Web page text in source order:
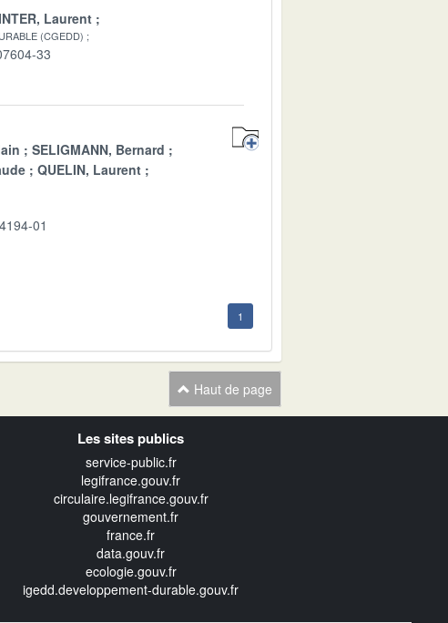
Laurent
(CGEDD)
33
SELIGMANN, Bernard
QUELIN, Laurent
01
1
Haut de page
Les sites publics
service-public.fr
legifrance.gouv.fr
circulaire.legifrance.gouv.fr
gouvernement.fr
france.fr
data.gouv.fr
ecologie.gouv.fr
igedd.developpement-durable.gouv.fr